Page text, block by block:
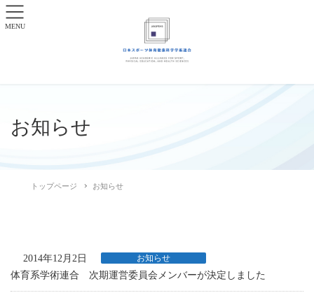
お知らせ
トップページ お知らせ
2014年12月2日 お知らせ
体育系学術連合 次期運営委員会メンバーが決定しました
MENU